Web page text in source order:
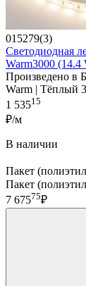
015279(3)
Светодиодная
Warm3000
Произведено в
Warm | Тёплый
1 53515
₽/м
В наличии
Пакет
Пакет
7 67575₽